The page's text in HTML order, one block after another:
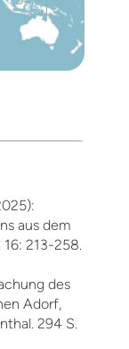
aus dem
213-258.
des
Adorf,
294 S.